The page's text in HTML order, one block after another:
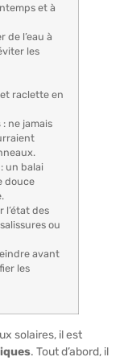
et à
de l’eau à
les
raclette en
: ne jamais
: un balai
douce
l’état des
ou
avant
les
solaires, il est
. Tout d’abord, il